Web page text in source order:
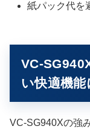
紙パック代を
VC-
い快適機能
VC-SG940Xの強